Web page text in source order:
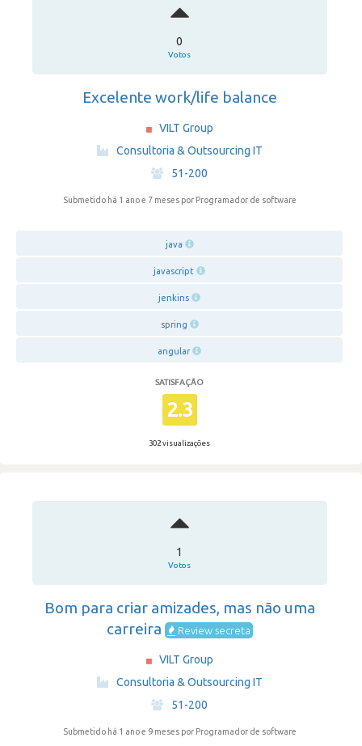
0
Votos
Excelente work/life balance
VILT Group
·
Consultoria & Outsourcing IT
·
51-200
Submetido há 1 ano e 7 meses por Programador de software
java
javascript
jenkins
spring
angular
SATISFAÇÃO
2.3
302 visualizações
1
Votos
Bom para criar amizades, mas não uma
carreira
Review secreta
VILT Group
·
Consultoria & Outsourcing IT
·
51-200
Submetido há 1 ano e 9 meses por Programador de software